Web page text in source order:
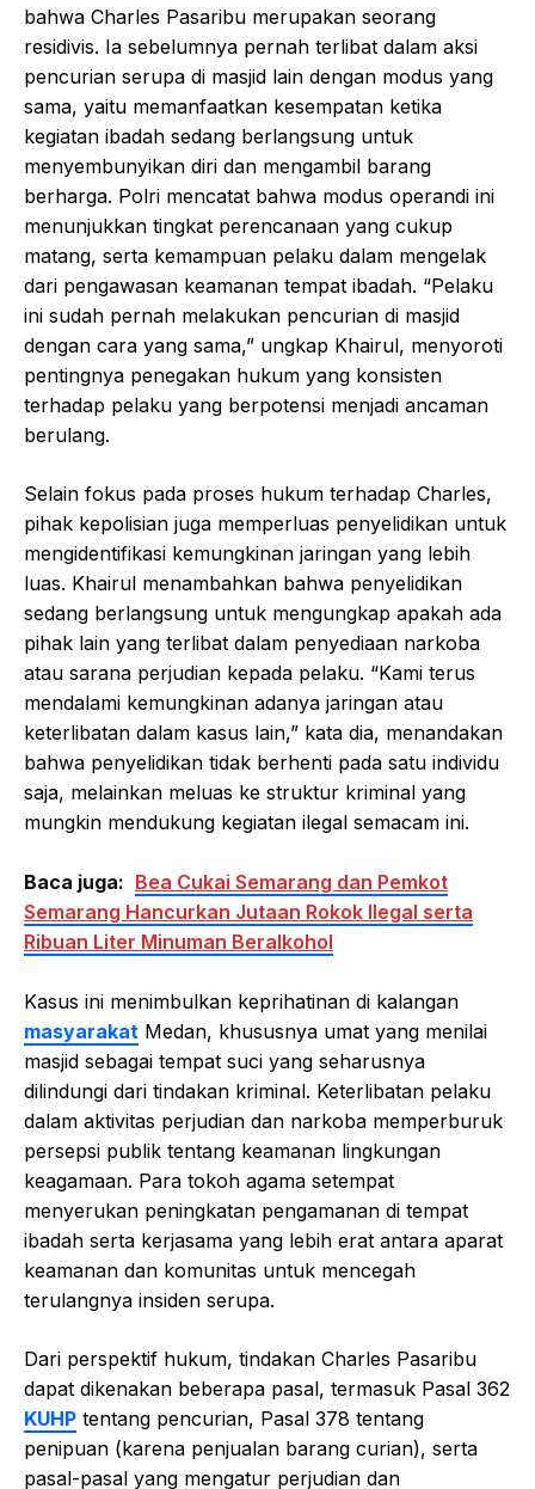
bahwa Charles Pasaribu merupakan seorang
residivis. Ia sebelumnya pernah terlibat dalam aksi
pencurian serupa di masjid lain dengan modus yang
sama, yaitu memanfaatkan kesempatan ketika
kegiatan ibadah sedang berlangsung untuk
menyembunyikan diri dan mengambil barang
berharga. Polri mencatat bahwa modus operandi ini
menunjukkan tingkat perencanaan yang cukup
matang, serta kemampuan pelaku dalam mengelak
dari pengawasan keamanan tempat ibadah. “Pelaku
ini sudah pernah melakukan pencurian di masjid
dengan cara yang sama,” ungkap Khairul, menyoroti
pentingnya penegakan hukum yang konsisten
terhadap pelaku yang berpotensi menjadi ancaman
berulang.
Selain fokus pada proses hukum terhadap Charles,
pihak kepolisian juga memperluas penyelidikan untuk
mengidentifikasi kemungkinan jaringan yang lebih
luas. Khairul menambahkan bahwa penyelidikan
sedang berlangsung untuk mengungkap apakah ada
pihak lain yang terlibat dalam penyediaan narkoba
atau sarana perjudian kepada pelaku. “Kami terus
mendalami kemungkinan adanya jaringan atau
keterlibatan dalam kasus lain,” kata dia, menandakan
bahwa penyelidikan tidak berhenti pada satu individu
saja, melainkan meluas ke struktur kriminal yang
mungkin mendukung kegiatan ilegal semacam ini.
Baca juga: Bea Cukai Semarang dan Pemkot
Semarang Hancurkan Jutaan Rokok Ilegal serta
Ribuan Liter Minuman Beralkohol
Kasus ini menimbulkan keprihatinan di kalangan
masyarakat Medan, khususnya umat yang menilai
masjid sebagai tempat suci yang seharusnya
dilindungi dari tindakan kriminal. Keterlibatan pelaku
dalam aktivitas perjudian dan narkoba memperburuk
persepsi publik tentang keamanan lingkungan
keagamaan. Para tokoh agama setempat
menyerukan peningkatan pengamanan di tempat
ibadah serta kerjasama yang lebih erat antara aparat
keamanan dan komunitas untuk mencegah
terulangnya insiden serupa.
Dari perspektif hukum, tindakan Charles Pasaribu
dapat dikenakan beberapa pasal, termasuk Pasal 362
KUHP tentang pencurian, Pasal 378 tentang
penipuan (karena penjualan barang curian), serta
pasal-pasal yang mengatur perjudian dan